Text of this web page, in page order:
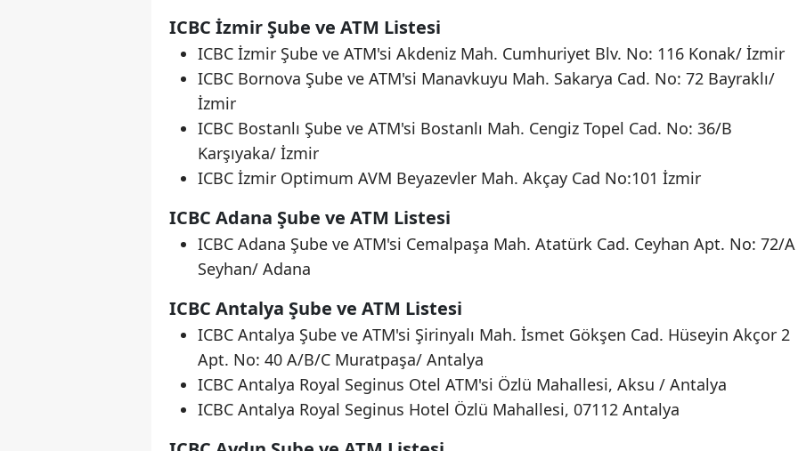
ICBC İzmir Şube ve ATM Listesi
ICBC İzmir Şube ve ATM'si Akdeniz Mah. Cumhuriyet Blv. No: 116 Konak/ İzmir
ICBC Bornova Şube ve ATM'si Manavkuyu Mah. Sakarya Cad. No: 72 Bayraklı/
İzmir
ICBC Bostanlı Şube ve ATM'si Bostanlı Mah. Cengiz Topel Cad. No: 36/B
Karşıyaka/ İzmir
ICBC İzmir Optimum AVM Beyazevler Mah. Akçay Cad No:101 İzmir
ICBC Adana Şube ve ATM Listesi
ICBC Adana Şube ve ATM'si Cemalpaşa Mah. Atatürk Cad. Ceyhan Apt. No: 72/A
Seyhan/ Adana
ICBC Antalya Şube ve ATM Listesi
ICBC Antalya Şube ve ATM'si Şirinyalı Mah. İsmet Gökşen Cad. Hüseyin Akçor 2
Apt. No: 40 A/B/C Muratpaşa/ Antalya
ICBC Antalya Royal Seginus Otel ATM'si Özlü Mahallesi, Aksu / Antalya
ICBC Antalya Royal Seginus Hotel Özlü Mahallesi, 07112 Antalya